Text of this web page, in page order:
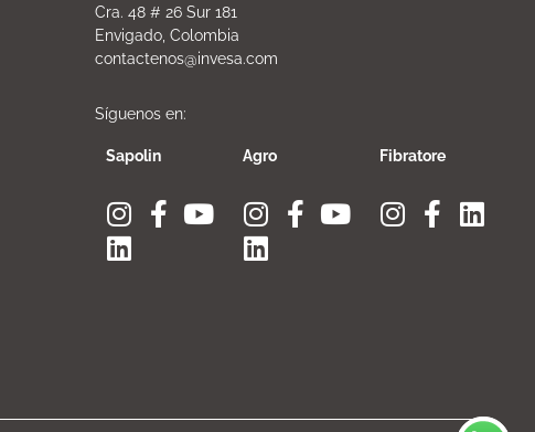
Cra. 48 # 26 Sur 181
Envigado, Colombia
contactenos@invesa.com
Síguenos en:
Sapolin Agro Fibratore